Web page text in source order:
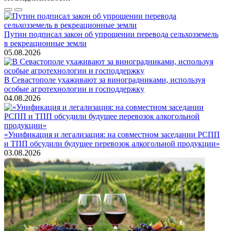
Путин подписал закон об упрощении перевода сельхозземель
в рекреационные земли
05.08.2026
В Севастополе ухаживают за виноградниками, используя
особые агротехнологии и господдержку
04.08.2026
«Унификация и легализация: на совместном заседании РСПП
и ТПП обсудили будущее перевозок алкогольной продукции»
03.08.2026